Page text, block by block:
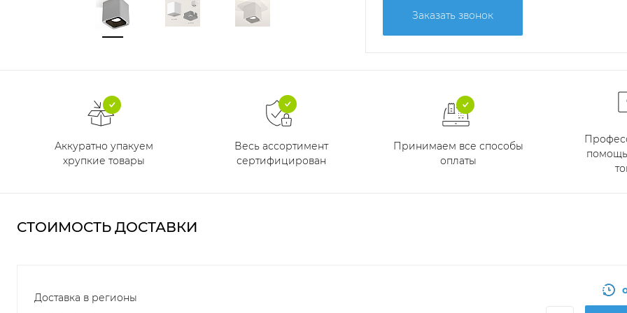
Заказать звонок
Аккуратно упакуем
хрупкие товары
Весь ассортимент
сертифицирован
Принимаем все способы
оплаты
СТОИМОСТЬ ДОСТАВКИ
Доставка в регионы